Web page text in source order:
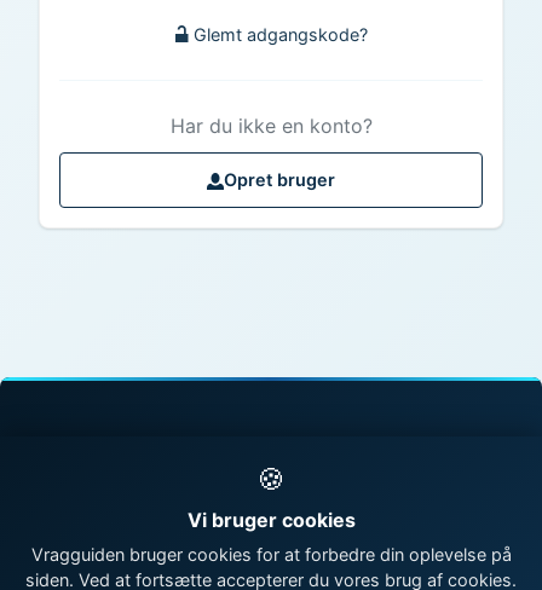
Glemt adgangskode?
Har du ikke en konto?
Opret bruger
vragdatabase
| Om Vragguiden
🍪
Vi bruger cookies
Vragguiden bruger cookies for at forbedre din oplevelse på
siden. Ved at fortsætte accepterer du vores brug af cookies.